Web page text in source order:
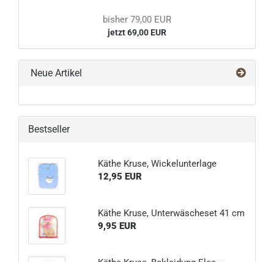
bisher 79,00 EUR
jetzt 69,00 EUR
Neue Artikel
Bestseller
Käthe Kruse, Wickelunterlage
12,95 EUR
Käthe Kruse, Unterwäscheset 41 cm
9,95 EUR